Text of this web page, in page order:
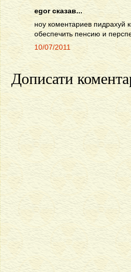
egor сказав...
ноу коментариев пидрахуй
обеспечить пенсию и
10/07/2011
Дописати